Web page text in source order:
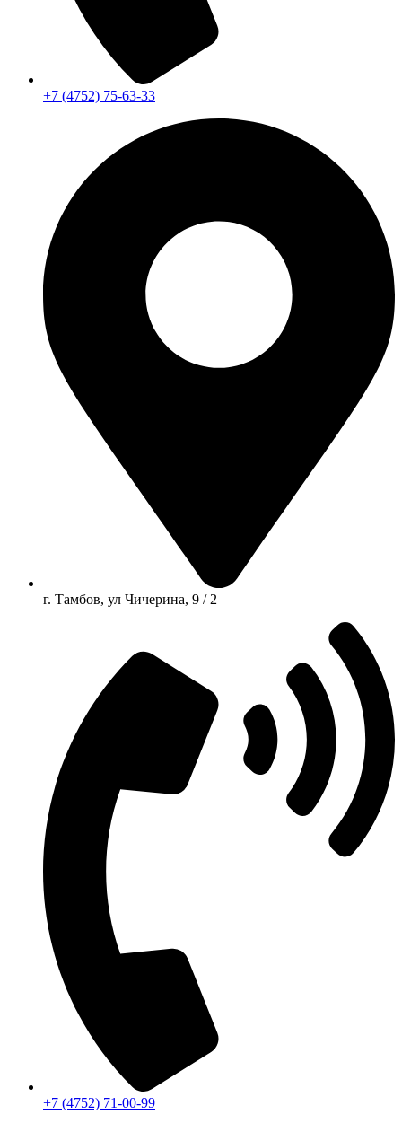
+7 (4752) 75-63-33
г. Тамбов, ул Чичерина, 9 / 2
+7 (4752) 71-00-99